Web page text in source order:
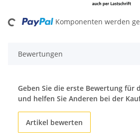
Loading... Komponenten werden
Bewertungen
Geben Sie die erste Bewertung für
und helfen Sie Anderen bei der
Artikel bewerten